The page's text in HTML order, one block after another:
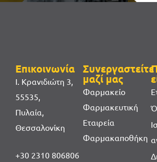
Επικοινωνία
Ι. Κρανιδιώτη 3,
55535,
Πυλαία,
Θεσσαλονίκη
+30 2310 806806
Συνεργαστείτε
μαζί μας
Φαρμακείο
Φαρμακευτική
Εταιρεία
Φαρμακαποθήκη